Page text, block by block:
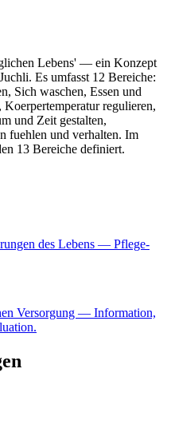
Lebens' — ein Konzept
Es umfasst 12 Bereiche:
Sich waschen, Essen und
regulieren,
und Zeit gestalten,
fuehlen und verhalten. Im
13 Bereiche definiert.
des Lebens — Pflege-
Versorgung — Information,